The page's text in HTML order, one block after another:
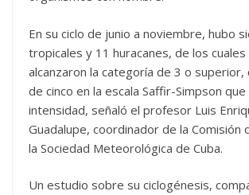
En su ciclo de junio a noviembre, hubo
tropicales y 11 huracanes, de los cuales
alcanzaron la categoría de 3 o superior,
de cinco en la escala Saffir-Simpson
intensidad, señaló el profesor Luis
Guadalupe, coordinador de la Comisión
la Sociedad Meteorológica de Cuba.
Un estudio sobre su ciclogénesis,